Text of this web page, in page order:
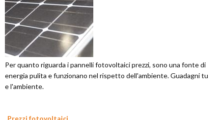
Per quanto riguarda i pannelli fotovoltaici prezzi, sono una fonte di
energia pulita e funzionano nel rispetto dell'ambiente. Guadagni tu
e l'ambiente.
Prezzi fotovoltaici